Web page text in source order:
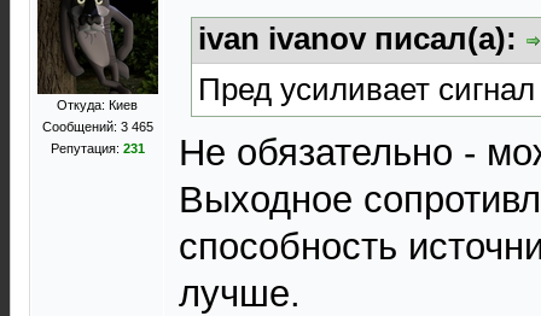
Откуда: Киев
Сообщений: 3 465
Репутация: 231
ivan ivanov писал(а):
Пред усиливает сигнал
Не обязательно -
Выходное
способность
лучше.